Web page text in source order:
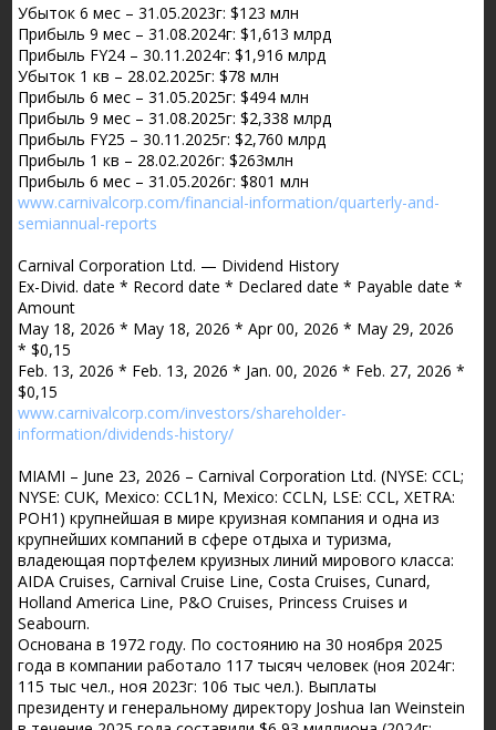
Убыток 6 мес – 31.05.2023г: $123 млн
Прибыль 9 мес – 31.08.2024г: $1,613 млрд
Прибыль FY24 – 30.11.2024г: $1,916 млрд
Убыток 1 кв – 28.02.2025г: $78 млн
Прибыль 6 мес – 31.05.2025г: $494 млн
Прибыль 9 мес – 31.08.2025г: $2,338 млрд
Прибыль FY25 – 30.11.2025г: $2,760 млрд
Прибыль 1 кв – 28.02.2026г: $263млн
Прибыль 6 мес – 31.05.2026г: $801 млн
www.carnivalcorp.com/financial-information/quarterly-and-
semiannual-reports
Carnival Corporation Ltd. — Dividend History
Ex-Divid. date * Record date * Declared date * Payable date *
Amount
May 18, 2026 * May 18, 2026 * Apr 00, 2026 * May 29, 2026
* $0,15
Feb. 13, 2026 * Feb. 13, 2026 * Jan. 00, 2026 * Feb. 27, 2026 *
$0,15
www.carnivalcorp.com/investors/shareholder-
information/dividends-history/
MIAMI – June 23, 2026 – Carnival Corporation Ltd. (NYSE: CCL;
NYSE: CUK, Mexico: CCL1N, Mexico: CCLN, LSE: CCL, XETRA:
POH1) крупнейшая в мире круизная компания и одна из
крупнейших компаний в сфере отдыха и туризма,
владеющая портфелем круизных линий мирового класса:
AIDA Cruises, Carnival Cruise Line, Costa Cruises, Cunard,
Holland America Line, P&O Cruises, Princess Cruises и
Seabourn.
Основана в 1972 году. По состоянию на 30 ноября 2025
года в компании работало 117 тысяч человек (ноя 2024г:
115 тыс чел., ноя 2023г: 106 тыс чел.). Выплаты
президенту и генеральному директору Joshua Ian Weinstein